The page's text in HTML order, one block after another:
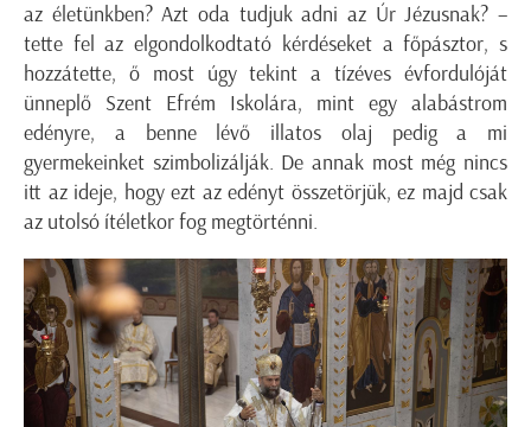
az életünkben? Azt oda tudjuk adni az Úr Jézusnak? –
tette fel az elgondolkodtató kérdéseket a főpásztor, s
hozzátette, ő most úgy tekint a tízéves évfordulóját
ünneplő Szent Efrém Iskolára, mint egy alabástrom
edényre, a benne lévő illatos olaj pedig a mi
gyermekeinket szimbolizálják. De annak most még nincs
itt az ideje, hogy ezt az edényt összetörjük, ez majd csak
az utolsó ítéletkor fog megtörténni.